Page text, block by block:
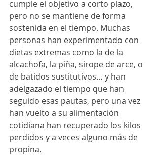
cumple el objetivo a corto plazo,
pero no se mantiene de forma
sostenida en el tiempo. Muchas
personas han experimentado con
dietas extremas como la de la
alcachofa, la piña, sirope de arce, o
de batidos sustitutivos… y han
adelgazado el tiempo que han
seguido esas pautas, pero una vez
han vuelto a su alimentación
cotidiana han recuperado los kilos
perdidos y a veces alguno más de
propina.